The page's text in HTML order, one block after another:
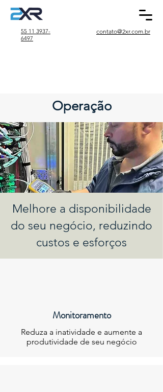
55 11 3937-
6497
contato@2xr.com.br
Operação
Melhore a disponibilidade
do seu negócio, reduzindo
custos e esforços
Monitoramento
Reduza a inatividade e aumente a
produtividade de seu negócio